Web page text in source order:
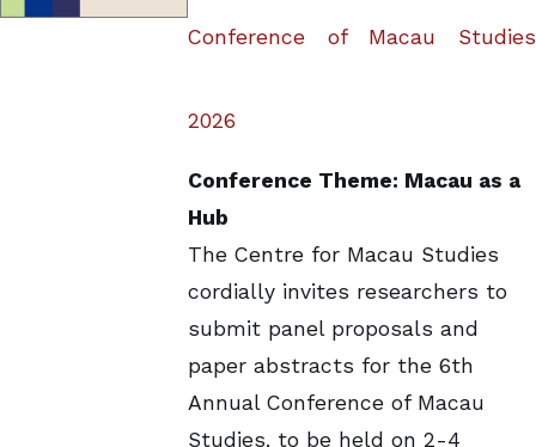
Conference of Macau Studies
2026
Conference Theme: Macau as a
Hub
The Centre for Macau Studies
cordially invites researchers to
submit panel proposals and
paper abstracts for the 6th
Annual Conference of Macau
Studies, to be held on 2-4